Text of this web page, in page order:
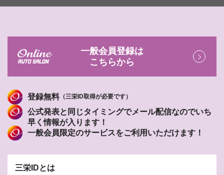
一般会員登録は
こちらから
登録無料（三栄ID取得が必要です）
公式発表と同じタイミングでメール配信なのでいち
早く情報が入ります！
一般会員限定のサービスをご利用いただけます！
三栄IDとは